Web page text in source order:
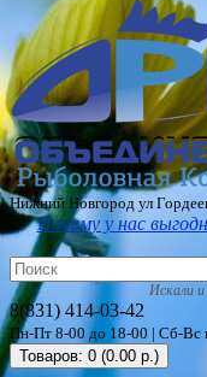
Нижний Новгород ул
Почему у нас
Искали
8(831) 414-03-42
Пн-Пт 8-00 до 18-00 | Сб-Вс
Товаров: 0 (0.00 р.)